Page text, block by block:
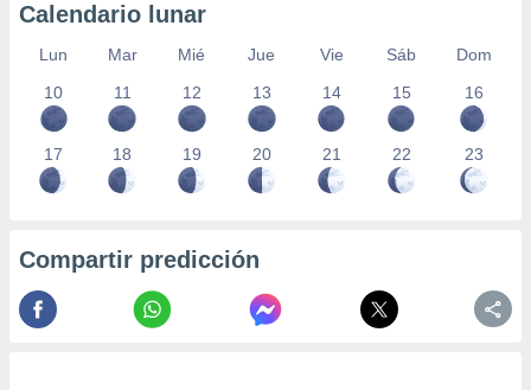
Calendario lunar
Lun Mar Mié Jue Vie Sáb
Dom
10
11 12 13 14 15 16
17 18 19 20 21 22 23
Compartir predicción